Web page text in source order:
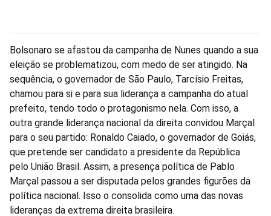
Bolsonaro se afastou da campanha de Nunes quando a sua
eleição se problematizou, com medo de ser atingido. Na
sequência, o governador de São Paulo, Tarcísio Freitas,
chamou para si e para sua liderança a campanha do atual
prefeito, tendo todo o protagonismo nela. Com isso, a
outra grande liderança nacional da direita convidou Marçal
para o seu partido: Ronaldo Caiado, o governador de Goiás,
que pretende ser candidato a presidente da República
pelo União Brasil. Assim, a presença política de Pablo
Marçal passou a ser disputada pelos grandes figurões da
política nacional. Isso o consolida como uma das novas
lideranças da extrema direita brasileira.